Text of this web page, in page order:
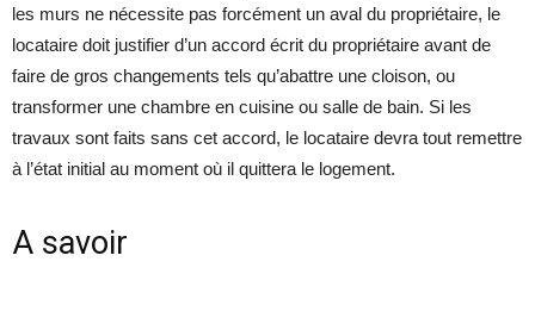
les murs ne nécessite pas forcément un aval du propriétaire, le
locataire doit justifier d’un accord écrit du propriétaire avant de
faire de gros changements tels qu’abattre une cloison, ou
transformer une chambre en cuisine ou salle de bain. Si les
travaux sont faits sans cet accord, le locataire devra tout remettre
à l’état initial au moment où il quittera le logement.
A savoir